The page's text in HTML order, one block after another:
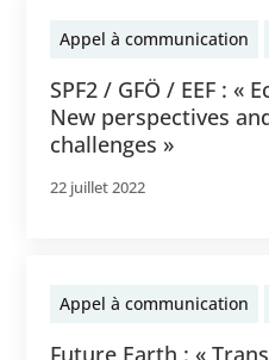
Appel à communication
SPF2 / GFÖ / EEF : «
New perspectives
challenges »
22 juillet 2022
Appel à communication
Future Earth : «